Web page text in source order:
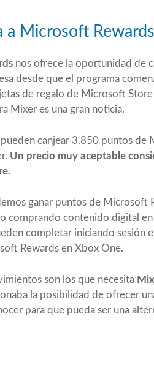
a Microsoft Rewards
nos ofrece la oportunidad de
desde que el programa
de regalo de Microsoft
Mixer es una gran noticia.
canjear 3.850 puntos de
Un precio muy aceptable
ganar puntos de
comprando contenido digital en
completar iniciando sesión
Rewards en Xbox One.
son los que necesita
la posibilidad de ofrecer
para que pueda ser una